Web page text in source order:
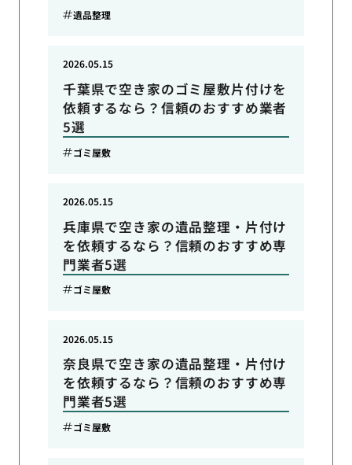
遺品整理
千葉県で空き家のゴミ屋敷片付けを
依頼するなら？信頼のおすすめ業者
5選
2026.05.15
ゴミ屋敷
兵庫県で空き家の遺品整理・片付け
を依頼するなら？信頼のおすすめ専
門業者5選
2026.05.15
ゴミ屋敷
奈良県で空き家の遺品整理・片付け
を依頼するなら？信頼のおすすめ専
門業者5選
2026.05.15
ゴミ屋敷